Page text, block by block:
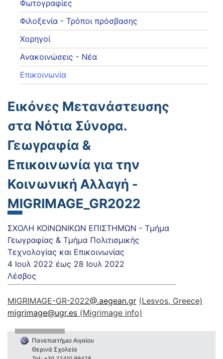
Φωτογραφίες
Φιλοξενία - Τρόποι πρόσβασης
Χορηγοί
Ανακοινώσεις - Νέα
Επικοινωνία
Εικόνες Μετανάστευσης
στα Νότια Σύνορα.
Γεωγραφία &
Επικοινωνία για την
Κοινωνική Αλλαγή -
MIGRIMAGE_GR2022
ΣΧΟΛΗ ΚΟΙΝΩΝΙΚΩΝ ΕΠΙΣΤΗΜΩΝ - Τμήμα
Γεωγραφίας & Τμήμα Πολιτισμικής
Τεχνολογίας και Επικοινωνίας
4 Ιουλ 2022 έως 28 Ιουλ 2022
Λέσβος
MIGRIMAGE-GR-2022@.aegean.gr (Lesvos, Greece)
migrimage@ugr.es (Μigrimage info)
Πανεπιστήμιο Αιγαίου
Θερινά Σχολεία